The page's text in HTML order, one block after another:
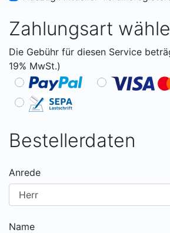
Zahlungsart
Die Gebühr für diesen Service
19% MwSt.)
Bestellerdaten
Anrede
Name